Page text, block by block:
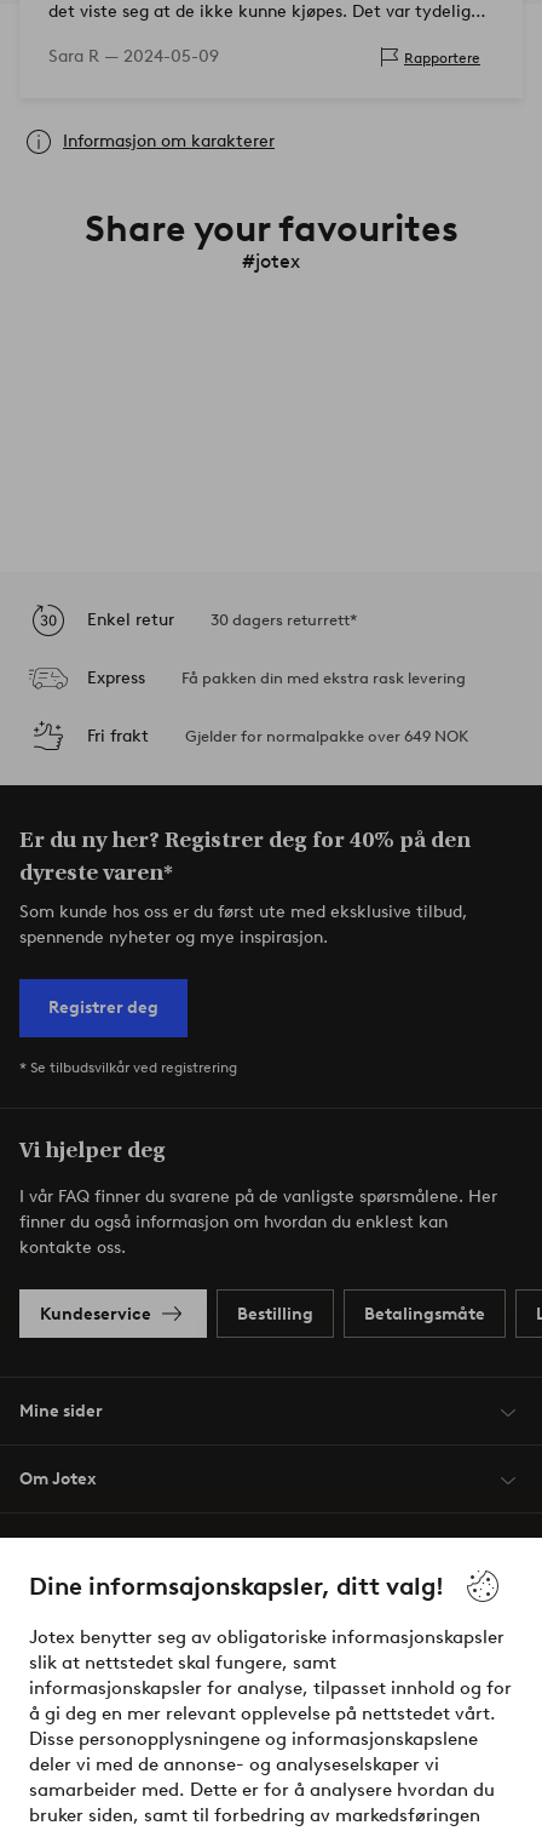
Dine informsajonskapsler, ditt valg!
Jotex benytter seg av obligatoriske informasjonskapsler
slik at nettstedet skal fungere, samt
informasjonskapsler for analyse, tilpasset innhold og for
å gi deg en mer relevant opplevelse på nettstedet vårt.
Disse personopplysningene og informasjonskapslene
deler vi med de annonse- og analyseselskaper vi
samarbeider med. Dette er for å analysere hvordan du
bruker siden, samt til forbedring av markedsføringen
det viste seg at de ikke kunne kjøpes. Det var tydeligvis
en tydeligere beskrivels…
Sara R — 2024-05-09 Rapportere
Informasjon om karakterer
Share your favourites
#jotex
Enkel retur 30 dagers returrett*
Express Få pakken din med ekstra rask levering
Fri frakt Gjelder for normalpakke over 649 NOK
Er du ny her? Registrer deg for 40% på den
dyreste varen*
Som kunde hos oss er du først ute med eksklusive tilbud,
spennende nyheter og mye inspirasjon.
Registrer deg
* Se tilbudsvilkår ved registrering
Vi hjelper deg
I vår FAQ finner du svarene på de vanligste spørsmålene. Her
finner du også informasjon om hvordan du enklest kan
kontakte oss.
Kundeservice Bestilling Betalingsmåte
Mine sider
Om Jotex
Venner
Sikre betalinger - Betal direkte eller del opp
Vil du vite mer om våre betalingsalternativer?